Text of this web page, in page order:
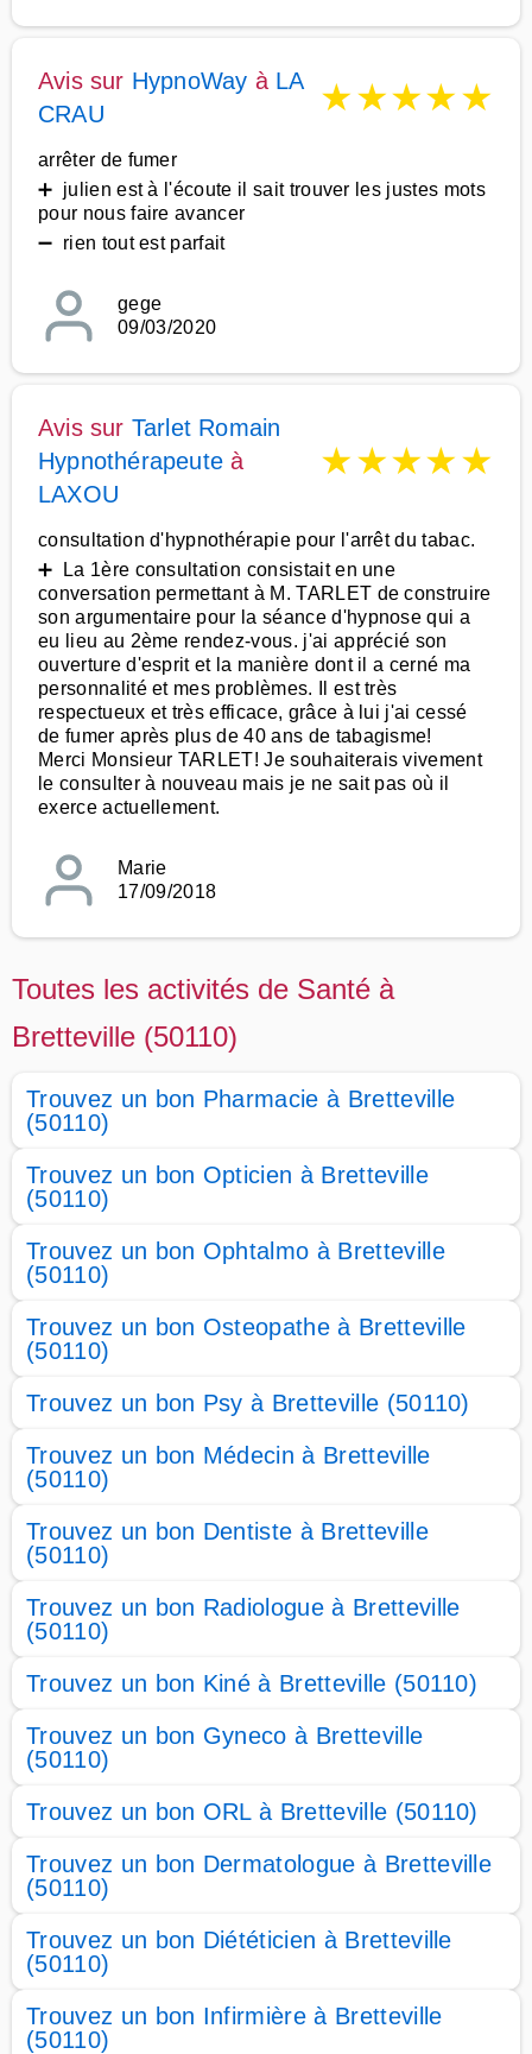
Avis sur HypnoWay à LA
CRAU
★★★★★
arrêter de fumer
➕ julien est à l'écoute il sait trouver les justes mots
pour nous faire avancer
➖ rien tout est parfait
gege
09/03/2020
Avis sur Tarlet Romain
Hypnothérapeute à
LAXOU
★★★★★
consultation d'hypnothérapie pour l'arrêt du tabac.
➕ La 1ère consultation consistait en une
conversation permettant à M. TARLET de construire
son argumentaire pour la séance d'hypnose qui a
eu lieu au 2ème rendez-vous. j'ai apprécié son
ouverture d'esprit et la manière dont il a cerné ma
personnalité et mes problèmes. Il est très
respectueux et très efficace, grâce à lui j'ai cessé
de fumer après plus de 40 ans de tabagisme!
Merci Monsieur TARLET! Je souhaiterais vivement
le consulter à nouveau mais je ne sait pas où il
exerce actuellement.
Marie
17/09/2018
Toutes les activités de Santé à
Bretteville (50110)
Trouvez un bon Pharmacie à Bretteville
(50110)
Trouvez un bon Opticien à Bretteville
(50110)
Trouvez un bon Ophtalmo à Bretteville
(50110)
Trouvez un bon Osteopathe à Bretteville
(50110)
Trouvez un bon Psy à Bretteville (50110)
Trouvez un bon Médecin à Bretteville
(50110)
Trouvez un bon Dentiste à Bretteville
(50110)
Trouvez un bon Radiologue à Bretteville
(50110)
Trouvez un bon Kiné à Bretteville (50110)
Trouvez un bon Gyneco à Bretteville
(50110)
Trouvez un bon ORL à Bretteville (50110)
Trouvez un bon Dermatologue à Bretteville
(50110)
Trouvez un bon Diététicien à Bretteville
(50110)
Trouvez un bon Infirmière à Bretteville
(50110)